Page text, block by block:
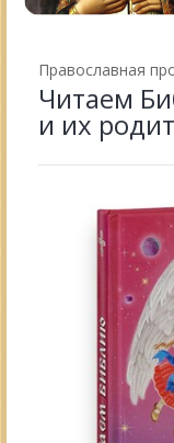
Православная
Читаем
и их